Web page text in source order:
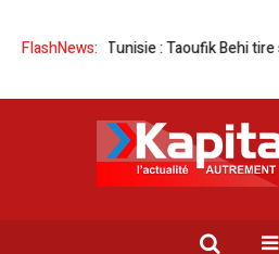
FlashNews:
Cinéma | Tunisie : Taoufik Behi tire